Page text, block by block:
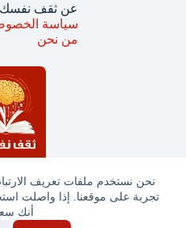
نحن نستخدم ملفات تعريف
تجربة على موقعنا. إذا واصلت
أنك
جميع الحقوق محفوظة
عن ثقف نفسك
سياسة
من نحن